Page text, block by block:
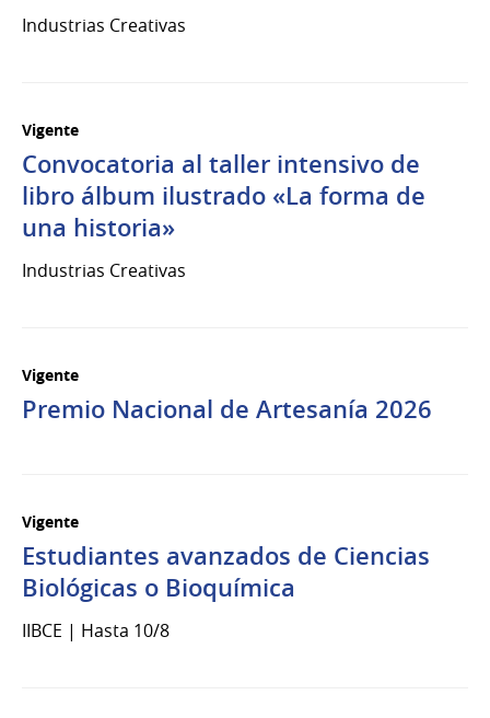
Industrias Creativas
Vigente
Convocatoria al taller intensivo de
libro álbum ilustrado «La forma de
una historia»
Industrias Creativas
Vigente
Premio Nacional de Artesanía 2026
Vigente
Estudiantes avanzados de Ciencias
Biológicas o Bioquímica
IIBCE | Hasta 10/8